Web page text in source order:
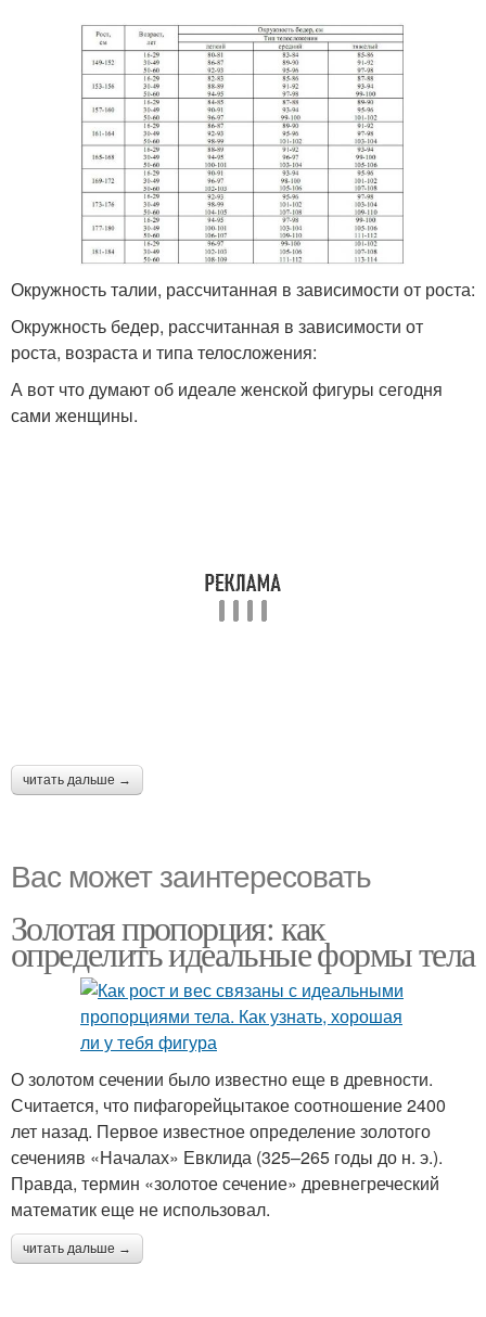
Окружность талии, рассчитанная в зависимости от роста:
Окружность бедер, рассчитанная в зависимости от
роста, возраста и типа телосложения:
А вот что думают об идеале женской фигуры сегодня
сами женщины.
читать дальше →
Вас может заинтересовать
Золотая пропорция: как
определить идеальные формы тела
О золотом сечении было известно еще в древности.
Считается, что пифагорейцытакое соотношение 2400
лет назад. Первое известное определение золотого
сеченияв «Началах» Евклида (325–265 годы до н. э.).
Правда, термин «золотое сечение» древнегреческий
математик еще не использовал.
читать дальше →